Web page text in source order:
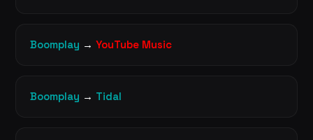
Boomplay → YouTube Music
Boomplay → Tidal